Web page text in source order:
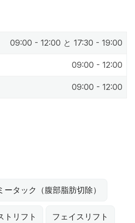
09:00 - 12:00 と 17:30 - 19:00
09:00 - 12:00
09:00 - 12:00
ータック（腹部脂肪切除）
トリフト フェイスリフト